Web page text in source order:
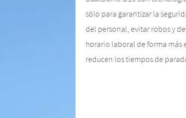
sólo para garantizar la
del personal, evitar robos y
horario laboral de forma más
reducen los tiempos de